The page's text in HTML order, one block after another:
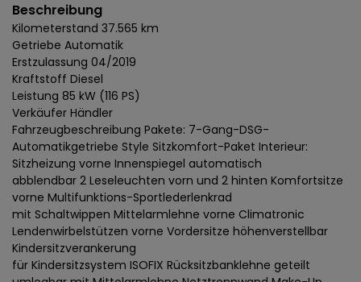
Beschreibung
Kilometerstand 37.565 km
Getriebe Automatik
Erstzulassung 04/2019
Kraftstoff Diesel
Leistung 85 kW (116 PS)
Verkäufer Händler
Fahrzeugbeschreibung Pakete: 7-Gang-DSG-
Automatikgetriebe Style Sitzkomfort-Paket Interieur:
Sitzheizung vorne Innenspiegel automatisch
abblendbar 2 Leseleuchten vorn und 2 hinten Komfortsitze
vorne Multifunktions-Sportlederlenkrad
mit Schaltwippen Mittelarmlehne vorne Climatronic
Lendenwirbelstützen vorne Vordersitze höhenverstellbar
Kindersitzverankerung
für Kindersitzsystem ISOFIX Rücksitzbanklehne geteilt